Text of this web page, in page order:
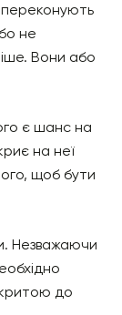
переконують
не
Вони або
є шанс на
на неї
щоб бути
Незважаючи
до